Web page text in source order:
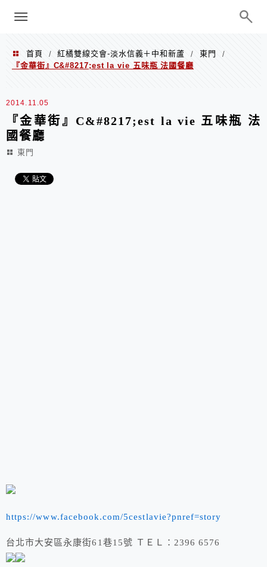
巧、世界走透透
menu
首頁 / 紅橘雙線交會-淡水信義＋中和新蘆 / 東門
/
『金華街』C&#8217;est la vie 五味瓶 法國餐廳
2014.11.05
『金華街』C&#8217;est la vie 五味瓶 法
國餐廳
東門
https://www.facebook.com/5cestlavie?pnref=story
台北市大安區永康街61巷15號 ＴＥＬ：2396 6576